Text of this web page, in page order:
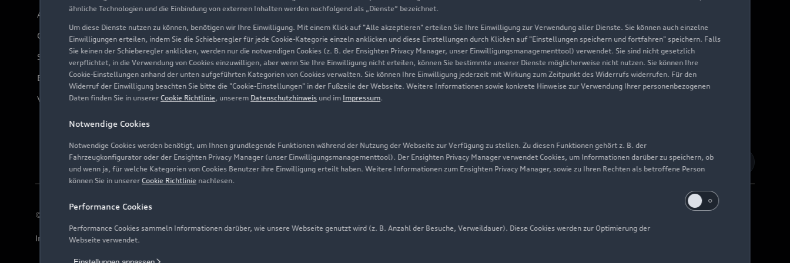
ähnliche Technologien und die Einbindung von externen Inhalten werden nachfolgend als „Dienste“ bezeichnet.
Um diese Dienste nutzen zu können, benötigen wir Ihre Einwilligung. Mit einem Klick auf "Alle akzeptieren" erteilen Sie Ihre Einwilligung zur Verwendung aller Dienste. Sie können auch einzelne
Einwilligungen erteilen, indem Sie die Schieberegler für jede Cookie-Kategorie einzeln anklicken und diese Einstellungen durch Klicken auf "Einstellungen speichern und fortfahren" speichern. Falls
Sie keinen der Schieberegler anklicken, werden nur die notwendigen Cookies (z. B. der Ensighten Privacy Manager, unser Einwilligungsmanagementtool) verwendet. Sie sind nicht gesetzlich
verpflichtet, in die Verwendung von Cookies einzuwilligen, aber wenn Sie Ihre Einwilligung nicht erteilen, können Sie bestimmte unserer Dienste möglicherweise nicht nutzen. Sie können Ihre
Cookie-Einstellungen anhand der unten aufgeführten Kategorien von Cookies verwalten. Sie können Ihre Einwilligung jederzeit mit Wirkung zum Zeitpunkt des Widerrufs widerrufen. Für den
Widerruf der Einwilligung beachten Sie bitte die "Cookie-Einstellungen" in der Fußzeile der Webseite. Weitere Informationen sowie konkrete Hinweise zur Verwendung Ihrer personenbezogenen
Daten finden Sie in unsererCookie Richtlinie, unserem Datenschutzhinweis und im Impressum.
Notwendige Cookies
Notwendige Cookies werden benötigt, um Ihnen grundlegende Funktionen während der Nutzung der Webseite zur Verfügung zu stellen. Zu diesen Funktionen gehört z. B. der
Fahrzeugkonfigurator oder der Ensighten Privacy Manager (unser Einwilligungsmanagementtool). Der Ensighten Privacy Manager verwendet Cookies, um Informationen darüber zu speichern, ob
und wenn ja, für welche Kategorien von Cookies Benutzer ihre Einwilligung erteilt haben. Weitere Informationen zum Ensighten Privacy Manager, sowie zu Ihren Rechten als betroffene Person
können Sie in unsererCookie Richtlinie nachlesen.
Performance Cookies
Performance Cookies sammeln Informationen darüber, wie unsere Webseite genutzt wird (z. B. Anzahl der Besuche, Verweildauer). Diese Cookies werden zur Optimierung der
Webseite verwendet.
Audi Online Beratung
Online-Terminvereinbarung
Servicekontakt
Bordbuch & Bedienungsanleitungen
Verträge kündigen
Datenschutz
Audi erleben
Newsletter
© 2026 AUDI AG. Alle Rechte vorbehalten
Impressum Rechtliches